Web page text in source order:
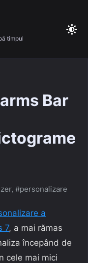
timpul
Bar
, #personalizare
a
7, a mai rămas
începând de
cele mai mici